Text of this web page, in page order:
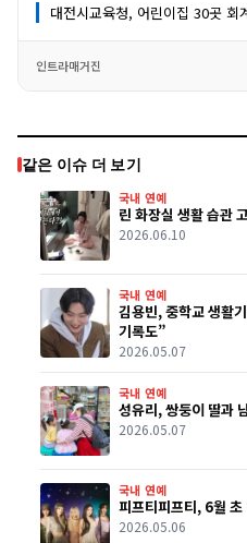
대전시교육청, 어린이집 30곳
인트라매거진
같은 이슈 더 보기
국내 연예
린 화장실 생활 습관
2026.06.10
국내 연예
김용빈, 중학교 생활
기록도”
2026.05.07
국내 연예
성유리, 쌍둥이 딸과
2026.05.07
국내 연예
피프티피프티, 6월
2026.05.06